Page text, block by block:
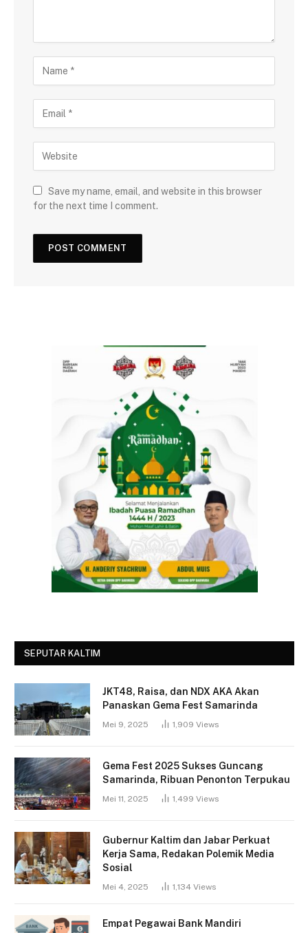
Save my name, email, and website in this browser
for the next time I comment.
SEPUTAR KALTIM
JKT48, Raisa, dan NDX AKA Akan
Panaskan Gema Fest Samarinda
Mei 9, 2025 1,909 Views
Gema Fest 2025 Sukses Guncang
Samarinda, Ribuan Penonton Terpukau
Mei 11, 2025 1,499 Views
Gubernur Kaltim dan Jabar Perkuat
Kerja Sama, Redakan Polemik Media
Sosial
Mei 4, 2025 1,134 Views
Empat Pegawai Bank Mandiri